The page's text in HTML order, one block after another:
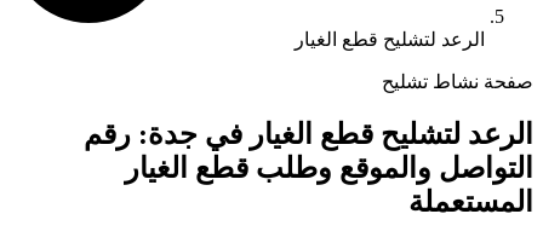
الرعد لتشليح قطع الغيار
صفحة نشاط تشليح
الرعد لتشليح قطع الغيار في جدة: رقم
التواصل والموقع وطلب قطع الغيار
المستعملة